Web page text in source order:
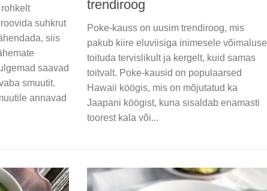
suhkrut
siis
saavad
smuutit.
annavad
trendiroog
Poke-kauss on uusim trendiroog, mis
pakub kiire eluviisiga inimesele võimaluse
toituda tervislikult ja kergelt, kuid samas
toitvalt. Poke-kausid on populaarsed
Hawaii köögis, mis on mõjutatud ka
Jaapani köögist, kuna sisaldab enamasti
toorest kala või...